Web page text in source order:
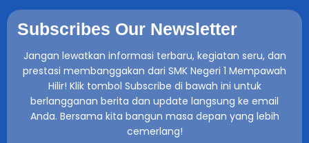
Subscribes Our Newsletter
Jangan lewatkan informasi terbaru, kegiatan seru, dan
prestasi membanggakan dari SMK Negeri 1 Mempawah
Hilir! Klik tombol Subscribe di bawah ini untuk
berlangganan berita dan update langsung ke email
Anda. Bersama kita bangun masa depan yang lebih
cemerlang!